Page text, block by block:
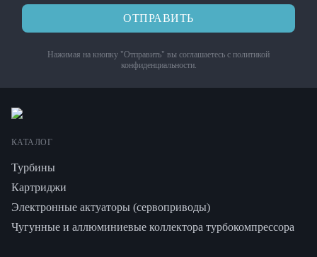
ОТПРАВИТЬ
Нажимая на кнопку "Отправить" вы соглашаетесь с политикой
конфиденциальности.
КАТАЛОГ
Турбины
Картриджи
Электронные актуаторы (сервоприводы)
Чугунные и аллюминиевые коллектора турбокомпрессора